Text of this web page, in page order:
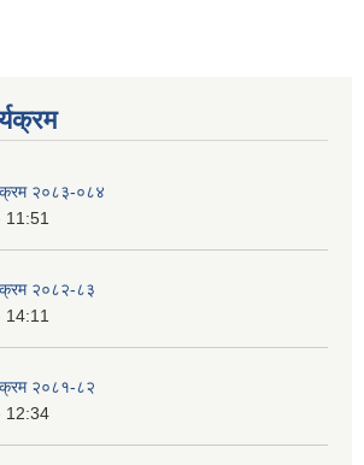
२०८३-०८४
11:51
२०८२-८३
14:11
२०८१-८२
12:34